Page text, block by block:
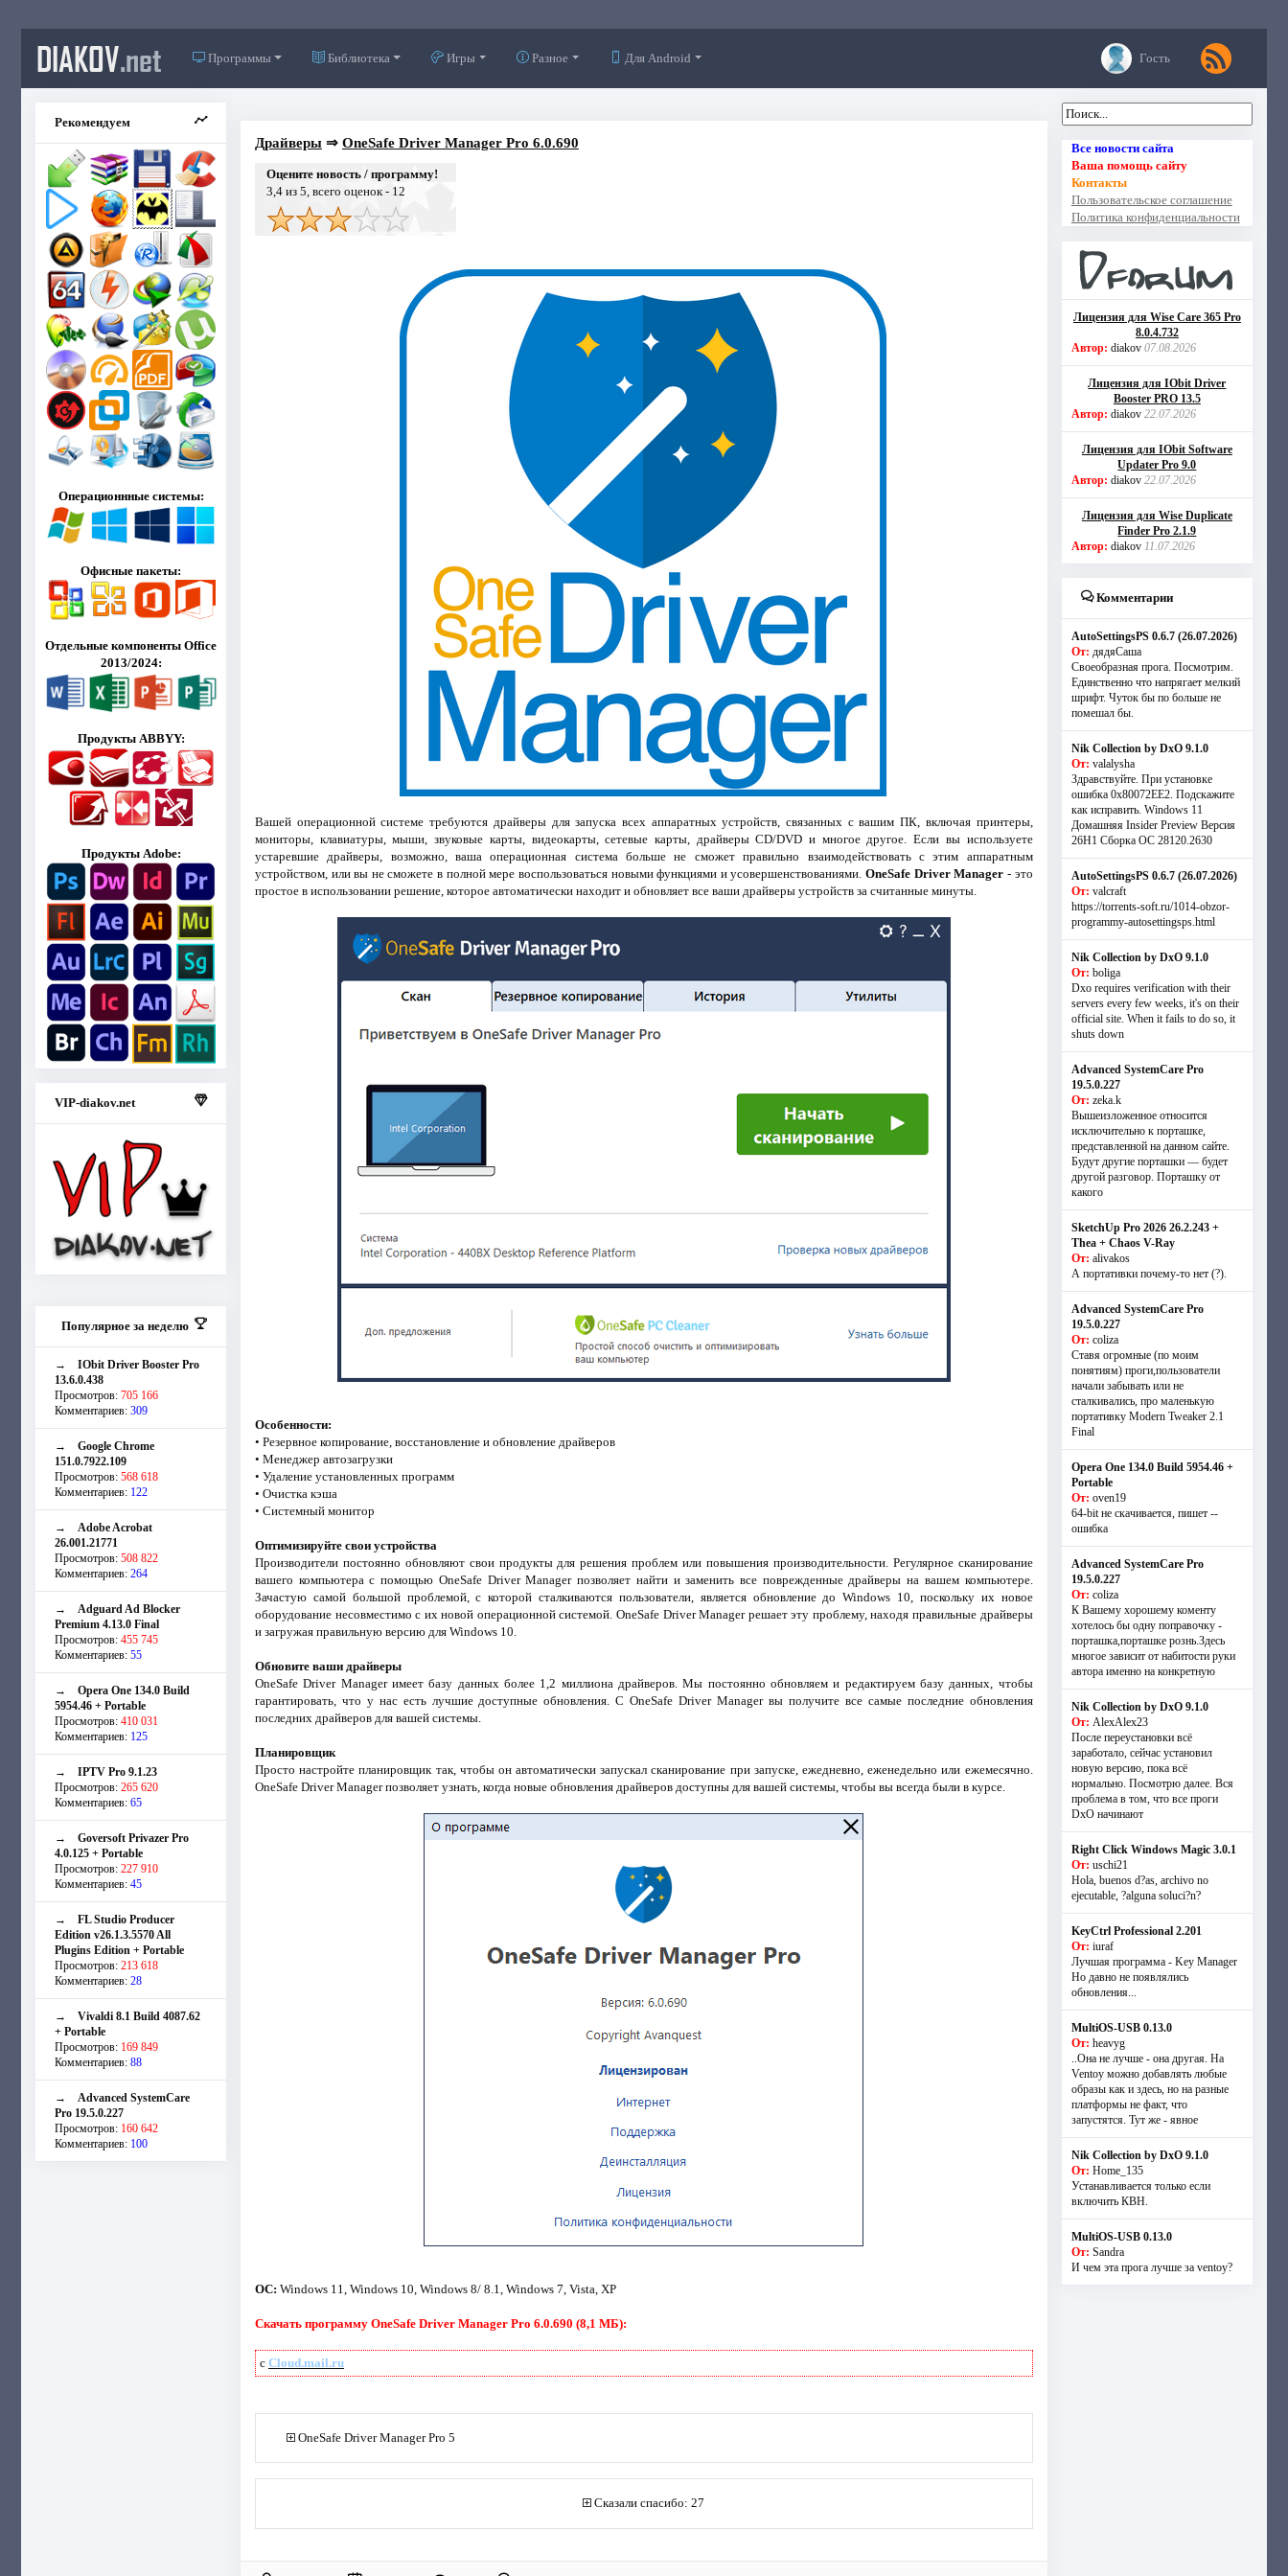
DIAKOV.net Программы Библиотека Игры Разное Для Android Гость
Рекомендуем
Операционнные системы:
Офисные пакеты:
Отдельные компоненты Office
2013/2024:
Продукты ABBYY:
Продукты Adobe:
VIP-diakov.net
Популярное за неделю
→ IObit Driver Booster Pro
13.6.0.438
Просмотров: 705 166
Комментариев: 309
→ Google Chrome
151.0.7922.109
Просмотров: 568 618
Комментариев: 122
→ Adobe Acrobat
26.001.21771
Просмотров: 508 822
Комментариев: 264
→ Adguard Ad Blocker
Premium 4.13.0 Final
Просмотров: 455 745
Комментариев: 55
→ Opera One 134.0 Build
5954.46 + Portable
Просмотров: 410 031
Комментариев: 125
→ IPTV Pro 9.1.23
Просмотров: 265 620
Комментариев: 65
→ Goversoft Privazer Pro
4.0.125 + Portable
Просмотров: 227 910
Комментариев: 45
→ FL Studio Producer
Edition v26.1.3.5570 All
Plugins Edition + Portable
Просмотров: 213 618
Комментариев: 28
→ Vivaldi 8.1 Build 4087.62
+ Portable
Просмотров: 169 849
Комментариев: 88
→ Advanced SystemCare
Pro 19.5.0.227
Просмотров: 160 642
Комментариев: 100
Драйверы⇒ OneSafe Driver Manager Pro 6.0.690
Оцените новость / программу!
3,4из 5, всего оценок - 12
Вашей операционной системе требуются драйверы для запуска всех аппаратных устройств, связанных с вашим ПК, включая принтеры,
мониторы, клавиатуры, мыши, звуковые карты, видеокарты, сетевые карты, драйверы CD/DVD и многое другое. Если вы используете
устаревшие драйверы, возможно, ваша операционная система больше не сможет правильно взаимодействовать с этим аппаратным
устройством, или вы не сможете в полной мере воспользоваться новыми функциями и усовершенствованиями.OneSafe Driver Manager - это
простое в использовании решение, которое автоматически находит и обновляет все ваши драйверы устройств за считанные минуты.
Особенности:
• Резервное копирование, восстановление и обновление драйверов
• Менеджер автозагрузки
• Удаление установленных программ
• Очистка кэша
• Системный монитор
Оптимизируйте свои устройства
Производители постоянно обновляют свои продукты для решения проблем или повышения производительности. Регулярное сканирование
вашего компьютера с помощью OneSafe Driver Manager позволяет найти и заменить все поврежденные драйверы на вашем компьютере.
Зачастую самой большой проблемой, с которой сталкиваются пользователи, является обновление до Windows 10, поскольку их новое
оборудование несовместимо с их новой операционной системой. OneSafe Driver Manager решает эту проблему, находя правильные драйверы
и загружая правильную версию для Windows 10.
Обновите ваши драйверы
OneSafe Driver Manager имеет базу данных более 1,2 миллиона драйверов. Мы постоянно обновляем и редактируем базу данных, чтобы
гарантировать, что у нас есть лучшие доступные обновления. С OneSafe Driver Manager вы получите все самые последние обновления
последних драйверов для вашей системы.
Планировщик
Просто настройте планировщик так, чтобы он автоматически запускал сканирование при запуске, ежедневно, еженедельно или ежемесячно.
OneSafe Driver Manager позволяет узнать, когда новые обновления драйверов доступны для вашей системы, чтобы вы всегда были в курсе.
ОС: Windows 11, Windows 10, Windows 8/ 8.1, Windows 7, Vista, XP
Скачать программу OneSafe Driver Manager Pro 6.0.690 (8,1 МБ):
с Cloud.mail.ru
OneSafe Driver Manager Pro 5
Сказали спасибо: 27
Все новости сайта
Ваша помощь сайту
Контакты
Пользовательское соглашение
Политика конфиденциальности
Лицензия для Wise Care 365 Pro
8.0.4.732
Автор: diakov 07.08.2026
Лицензия для IObit Driver
Booster PRO 13.5
Автор: diakov 22.07.2026
Лицензия для IObit Software
Updater Pro 9.0
Автор: diakov 22.07.2026
Лицензия для Wise Duplicate
Finder Pro 2.1.9
Автор: diakov 11.07.2026
Комментарии
AutoSettingsPS 0.6.7 (26.07.2026)
От: дядяСаша
Своеобразная прога. Посмотрим.
Единственно что напрягает мелкий
шрифт. Чуток бы по больше не
помешал бы.
Nik Collection by DxO 9.1.0
От: valalysha
Здравствуйте. При установке
ошибка 0х80072EE2. Подскажите
как исправить. Windows 11
Домашняя Insider Preview Версия
26H1 Сборка ОС 28120.2630
AutoSettingsPS 0.6.7 (26.07.2026)
От: valcraft
https://torrents-soft.ru/1014-obzor-
programmy-autosettingsps.html
Nik Collection by DxO 9.1.0
От: boliga
Dxo requires verification with their
servers every few weeks, it's on their
official site. When it fails to do so, it
shuts down
Advanced SystemCare Pro
19.5.0.227
От: zeka.k
Вышеизложенное относится
исключительно к порташке,
представленной на данном сайте.
Будут другие порташки — будет
другой разговор. Порташку от
какого
SketchUp Pro 2026 26.2.243 +
Thea + Chaos V-Ray
От: alivakos
А портативки почему-то нет (?).
Advanced SystemCare Pro
19.5.0.227
От: coliza
Ставя огромные (по моим
понятиям) проги,пользователи
начали забывать или не
сталкивались, про маленькую
портативку Modern Tweaker 2.1
Final
Opera One 134.0 Build 5954.46 +
Portable
От: oven19
64-bit не скачивается, пишет --
ошибка
Advanced SystemCare Pro
19.5.0.227
От: coliza
К Вашему хорошему коменту
хотелось бы одну поправочку -
порташка,порташке рознь.Здесь
многое зависит от набитости руки
автора именно на конкретную
Nik Collection by DxO 9.1.0
От: AlexAlex23
После переустановки всё
заработало, сейчас установил
новую версию, пока всё
нормально. Посмотрю далее. Вся
проблема в том, что все проги
DxO начинают
Right Click Windows Magic 3.0.1
От: uschi21
Hola, buenos d?as, archivo no
ejecutable, ?alguna soluci?n?
KeyCtrl Professional 2.201
От: iuraf
Лучшая программа - Key Manager
Но давно не появлялись
обновления...
MultiOS-USB 0.13.0
От: heavyg
..Она не лучше - она другая. На
Ventoy можно добавлять любые
образы как и здесь, но на разные
платформы не факт, что
запустятся. Тут же - явное
Nik Collection by DxO 9.1.0
От: Home_135
Устанавливается только если
включить КВН.
MultiOS-USB 0.13.0
От: Sandra
И чем эта прога лучше за ventoy?